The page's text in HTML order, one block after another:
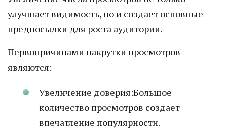
улучшает видимость, но и создает основные
предпосылки для роста аудитории.
Первопричинами накрутки просмотров
являются:
Увеличение доверия:Большое
количество просмотров создает
впечатление популярности.